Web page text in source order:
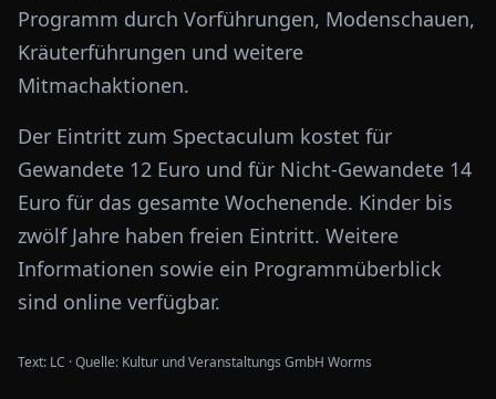
Programm durch Vorführungen, Modenschauen,
Kräuterführungen und weitere
Mitmachaktionen.
Der Eintritt zum Spectaculum kostet für
Gewandete 12 Euro und für Nicht-Gewandete 14
Euro für das gesamte Wochenende. Kinder bis
zwölf Jahre haben freien Eintritt. Weitere
Informationen sowie ein Programmüberblick
sind online verfügbar.
Text: LC ·Quelle: Kultur und Veranstaltungs GmbH Worms